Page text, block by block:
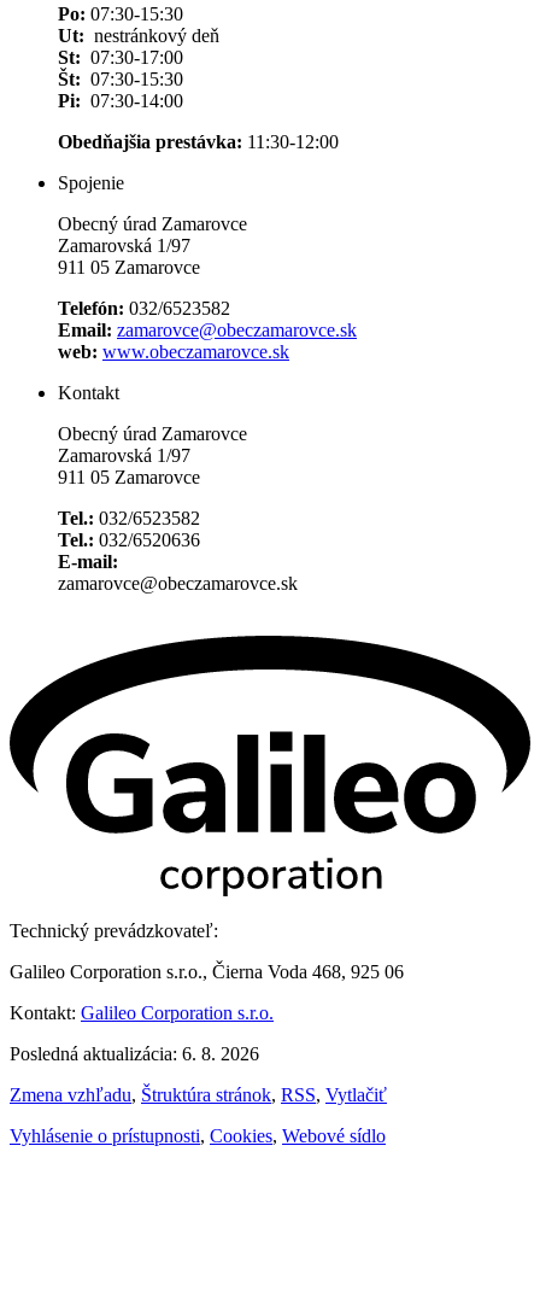
Po: 07:30-15:30
Ut: nestránkový deň
St: 07:30-17:00
Št: 07:30-15:30
Pi: 07:30-14:00
Obedňajšia prestávka: 11:30-12:00
Spojenie
Obecný úrad Zamarovce
Zamarovská 1/97
911 05 Zamarovce
Telefón: 032/6523582
Email: zamarovce@obeczamarovce.sk
web: www.obeczamarovce.sk
Kontakt
Obecný úrad Zamarovce
Zamarovská 1/97
911 05 Zamarovce
Tel.: 032/6523582
Tel.: 032/6520636
E-mail:
zamarovce@obeczamarovce.sk
Technický prevádzkovateľ:
Galileo Corporation s.r.o., Čierna Voda 468, 925 06
Kontakt: Galileo Corporation s.r.o.
Posledná aktualizácia: 6. 8. 2026
Zmena vzhľadu, Štruktúra stránok, RSS, Vytlačiť
Vyhlásenie o prístupnosti, Cookies, Webové sídlo